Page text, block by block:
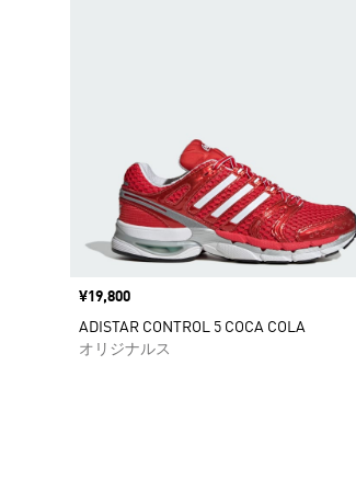
価格
¥19,800
ADISTAR CONTROL 5 COCA COLA
オリジナルス